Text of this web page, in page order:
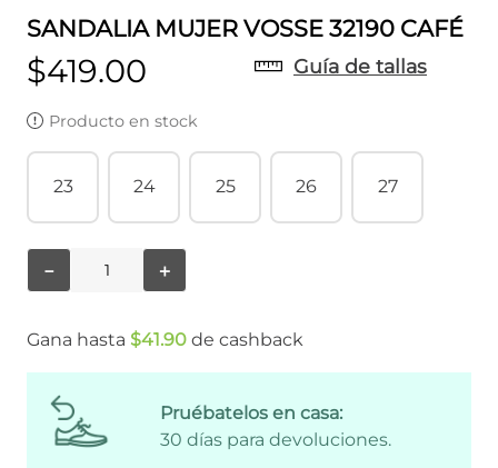
SANDALIA MUJER VOSSE 32190 CAFÉ
$419.00 Guía de tallas
Producto en stock
23 24 25 26 27
＋
－
Gana hasta $41.90 de cashback
Pruébatelos en casa:
30 días para devoluciones.